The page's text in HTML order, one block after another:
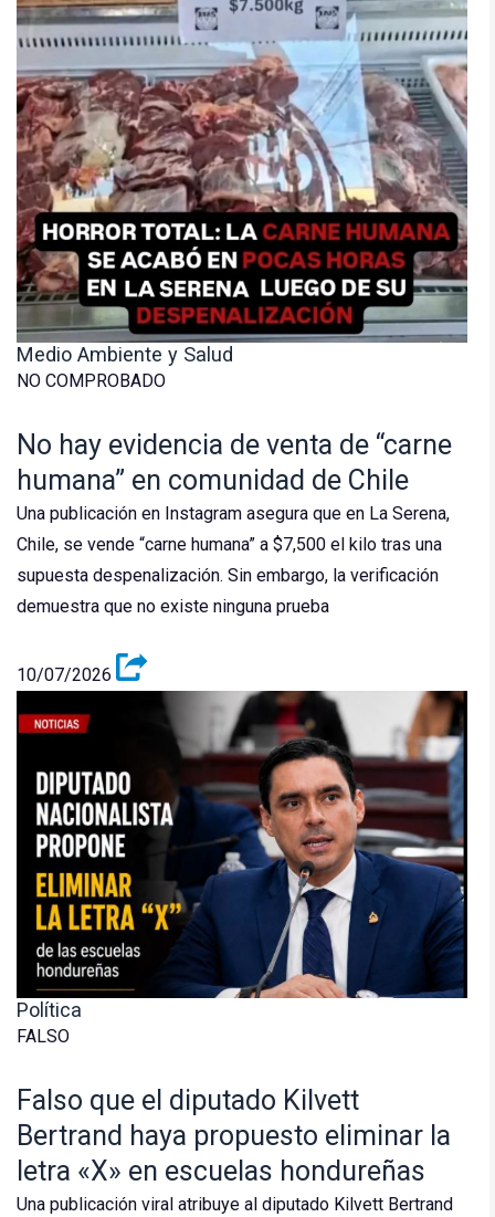
Medio Ambiente y Salud
NO COMPROBADO
No hay evidencia de venta de “carne
humana” en comunidad de Chile
Una publicación en Instagram asegura que en La Serena,
Chile, se vende “carne humana” a $7,500 el kilo tras una
supuesta despenalización. Sin embargo, la verificación
demuestra que no existe ninguna prueba
10/07/2026
Política
FALSO
Falso que el diputado Kilvett
Bertrand haya propuesto eliminar la
letra «X» en escuelas hondureñas
Una publicación viral atribuye al diputado Kilvett Bertrand